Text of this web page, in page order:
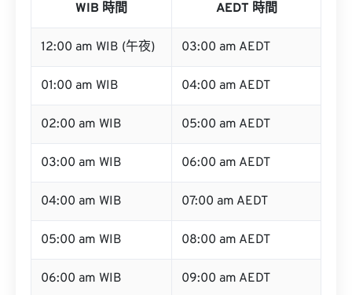
WIB 時間 AEDT 時間
12:00 am WIB (午夜) 03:00 am AEDT
01:00 am WIB 04:00 am AEDT
02:00 am WIB 05:00 am AEDT
03:00 am WIB 06:00 am AEDT
04:00 am WIB 07:00 am AEDT
05:00 am WIB 08:00 am AEDT
06:00 am WIB 09:00 am AEDT